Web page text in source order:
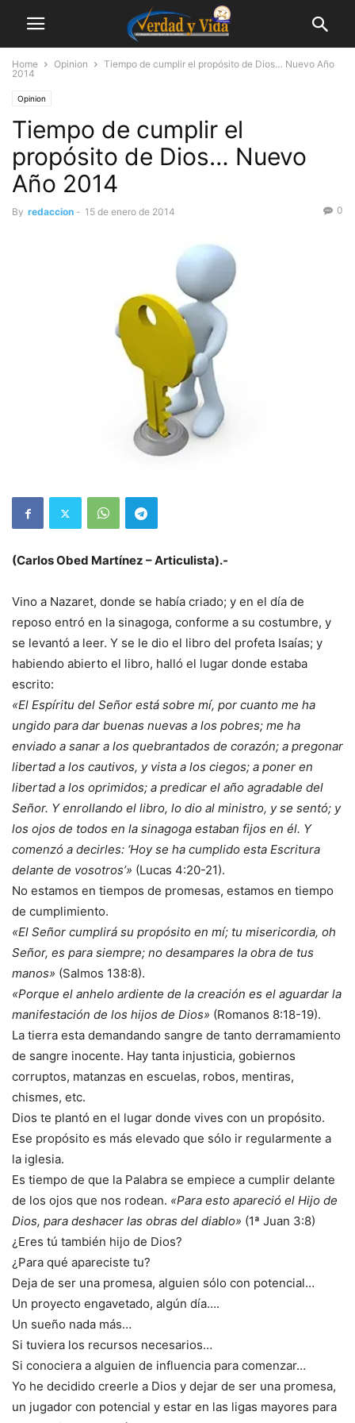
Home Opinion
Tiempo de cumplir el propósito de Dios… Nuevo Año
2014
Opinion
Tiempo de cumplir el
propósito de Dios… Nuevo
Año 2014
By redaccion - 15 de enero de 2014 0
(Carlos Obed Martínez – Articulista).-
Vino a Nazaret, donde se había criado; y en el día de
reposo entró en la sinagoga, conforme a su costumbre, y
se levantó a leer. Y se le dio el libro del profeta Isaías; y
habiendo abierto el libro, halló el lugar donde estaba
escrito:
«El Espíritu del Señor está sobre mí, por cuanto me ha
ungido para dar buenas nuevas a los pobres; me ha
enviado a sanar a los quebrantados de corazón; a pregonar
libertad a los cautivos, y vista a los ciegos; a poner en
libertad a los oprimidos; a predicar el año agradable del
Señor. Y enrollando el libro, lo dio al ministro, y se sentó; y
los ojos de todos en la sinagoga estaban fijos en él. Y
comenzó a decirles: ‘Hoy se ha cumplido esta Escritura
delante de vosotros’» (Lucas 4:20-21).
No estamos en tiempos de promesas, estamos en tiempo
de cumplimiento.
«El Señor cumplirá su propósito en mí; tu misericordia, oh
Señor, es para siempre; no desampares la obra de tus
manos» (Salmos 138:8).
«Porque el anhelo ardiente de la creación es el aguardar la
manifestación de los hijos de Dios» (Romanos 8:18-19).
La tierra esta demandando sangre de tanto derramamiento
de sangre inocente. Hay tanta injusticia, gobiernos
corruptos, matanzas en escuelas, robos, mentiras,
chismes, etc.
Dios te plantó en el lugar donde vives con un propósito.
Ese propósito es más elevado que sólo ir regularmente a
la iglesia.
Es tiempo de que la Palabra se empiece a cumplir delante
de los ojos que nos rodean. «Para esto apareció el Hijo de
Dios, para deshacer las obras del diablo» (1ª Juan 3:8)
¿Eres tú también hijo de Dios?
¿Para qué apareciste tu?
Deja de ser una promesa, alguien sólo con potencial…
Un proyecto engavetado, algún día….
Un sueño nada más…
Si tuviera los recursos necesarios…
Si conociera a alguien de influencia para comenzar…
Yo he decidido creerle a Dios y dejar de ser una promesa,
un jugador con potencial y estar en las ligas mayores para